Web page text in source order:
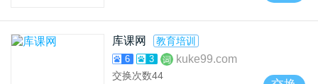
库课网 教育培训
6 3 kuke99.com
交换次数44